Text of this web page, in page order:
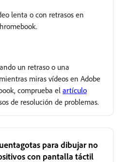
lenta o con retrasos en
un retraso o una
miras vídeos en Adobe
comprueba el artículo
de resolución de problemas.
para dibujar no
con pantalla táctil